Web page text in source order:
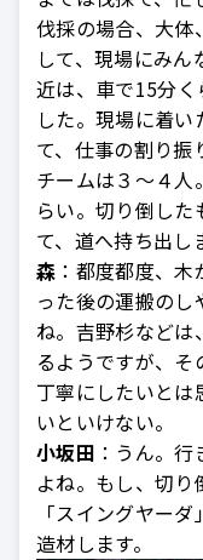
伐採の場合、大体
して、現場にみん
近は、車で15分
した。現場に着
て、仕事の割り振
チームは３～４人
らい。切り倒した
て、道へ持ち出し
森 ：都度都度、
った後の運搬のし
ね。吉野杉などは
るようですが、そ
丁寧にしたいとは
いといけない。
小坂田 ：うん。
よね。もし、切り
「スイングヤー
造材します。